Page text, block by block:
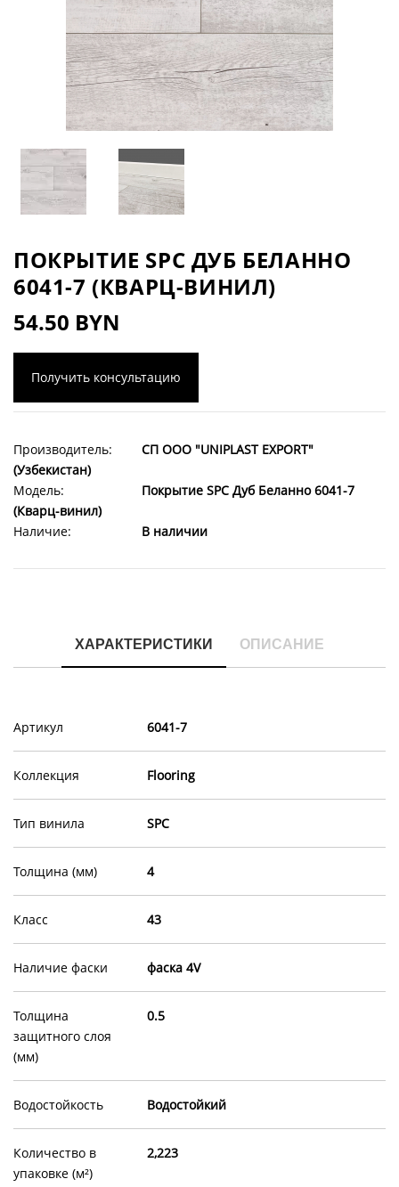
ПОКРЫТИЕ SPC ДУБ БЕЛАННО
6041-7 (КВАРЦ-ВИНИЛ)
54.50 BYN
Получить консультацию
Производитель:
СП ООО "UNIPLAST EXPORT"
(Узбекистан)
Модель:
Покрытие SPC Дуб Беланно 6041-7
(Кварц-винил)
Наличие:
В наличии
ХАРАКТЕРИСТИКИ ОПИСАНИЕ
Артикул 6041-7
Коллекция Flooring
Тип винила SPC
Толщина (мм) 4
Класс 43
Наличие фаски фаска 4V
Толщина
защитного слоя
(мм)
0.5
Водостойкость Водостойкий
Количество в
упаковке (м²)
2,223